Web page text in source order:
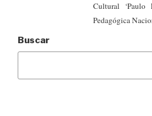
Cultural ‘Paulo
Pedagógica
Buscar